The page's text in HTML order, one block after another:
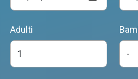
Adulti